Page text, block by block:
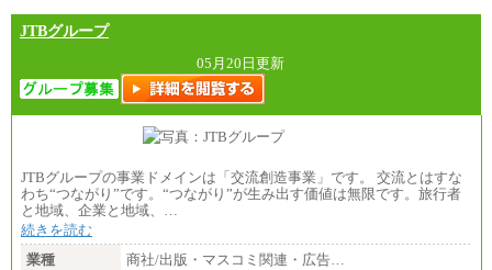
JTBグループ
05月20日更新
JTBグループの事業ドメインは「交流創造事業」です。 交流とはすな
わち“つながり”です。“つながり”が生み出す価値は無限です。旅行者
と地域、企業と地域、…
続きを読む
業種
商社/出版・マスコミ関連・広告…